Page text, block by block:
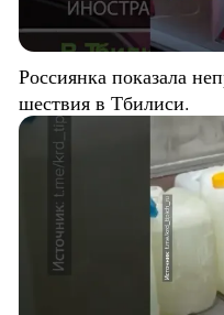
Россиянка показала
шествия в Тбилиси.